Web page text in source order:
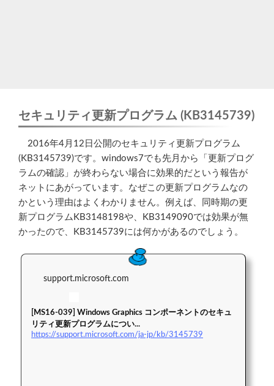
セキュリティ更新プログラム (KB3145739)
2016年4月12日公開のセキュリティ更新プログラム
(KB3145739)です。windows7でも先月から「更新プログ
ラムの確認」が終わらない場合に効果的だという報告が
ネットにあがっています。なぜこの更新プログラムなの
かという理由はよくわかりません。例えば、同時期の更
新プログラムKB3148198や、KB3149090では効果が無
かったので、KB3145739には何かがあるのでしょう。
support.microsoft.com
[MS16-039] Windows Graphics コンポーネントのセキュ
リティ更新プログラムについ...
https://support.microsoft.com/ja-jp/kb/3145739